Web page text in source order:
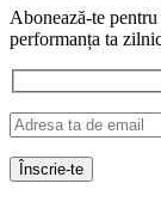
Abonează-te
performanța ta